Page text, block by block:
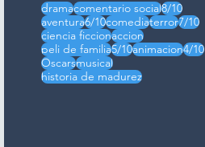
dramacomentario social8/10
aventura6/10comediaterror7/10
ciencia ficcionaccion
peli de familia5/10animacion4/10
Oscarsmusical
historia de madurez